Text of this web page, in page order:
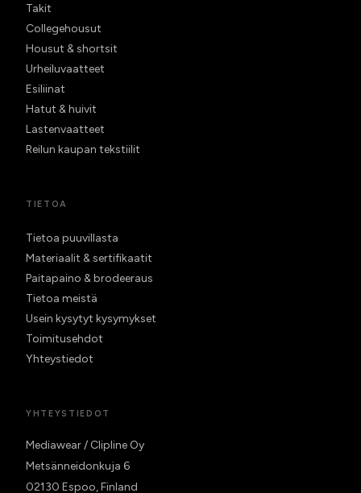
Takit
Collegehousut
Housut & shortsit
Urheiluvaatteet
Esiliinat
Hatut & huivit
Lastenvaatteet
Reilun kaupan tekstiilit
TIETOA
Tietoa puuvillasta
Materiaalit & sertifikaatit
Paitapaino & brodeeraus
Tietoa meistä
Usein kysytyt kysymykset
Toimitusehdot
Yhteystiedot
YHTEYSTIEDOT
Mediawear / Clipline Oy
Metsänneidonkuja 6
02130 Espoo, Finland